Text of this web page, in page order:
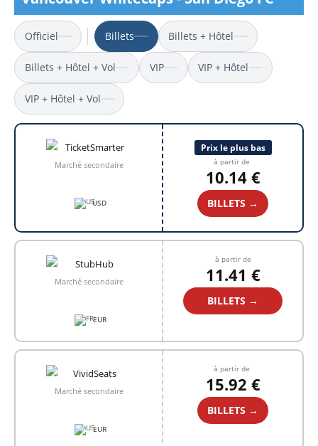
Officiel Billets Billets + Hôtel
Billets + Hôtel + Vol VIP VIP + Hôtel
VIP + Hôtel + Vol
Marché secondaire
USD
Prix le plus bas
à partir de
10.14 €
BILLETS →
Marché secondaire
EUR
à partir de
11.41 €
BILLETS →
Marché secondaire
EUR
à partir de
15.92 €
BILLETS →